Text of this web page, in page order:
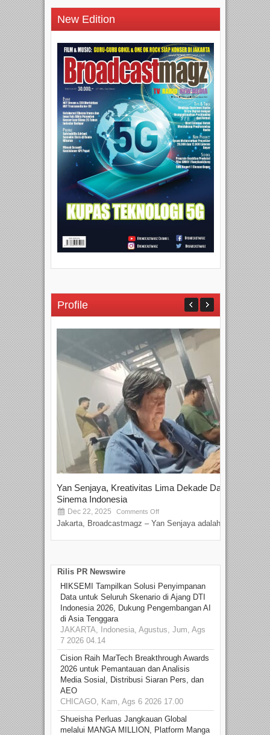
New Edition
Profile
Yan Senjaya, Kreativitas Lima Dekade Dalam
Sinema Indonesia
Dec 22, 2025 Comments Off
Jakarta, Broadcastmagz – Yan Senjaya adalah...
Rilis PR Newswire
HIKSEMI Tampilkan Solusi Penyimpanan
Data untuk Seluruh Skenario di Ajang DTI
Indonesia 2026, Dukung Pengembangan AI
di Asia Tenggara
JAKARTA, Indonesia, Agustus, Jum, Ags
7 2026 04.14
Cision Raih MarTech Breakthrough Awards
2026 untuk Pemantauan dan Analisis
Media Sosial, Distribusi Siaran Pers, dan
AEO
CHICAGO, Kam, Ags 6 2026 17.00
Shueisha Perluas Jangkauan Global
melalui MANGA MILLION, Platform Manga